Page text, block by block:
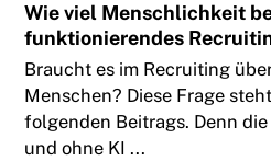
Wie viel Menschlichkeit
funktionierendes
Braucht es im Recruiting
Menschen? Diese Frage
folgenden Beitrags. Denn
und ohne KI ...